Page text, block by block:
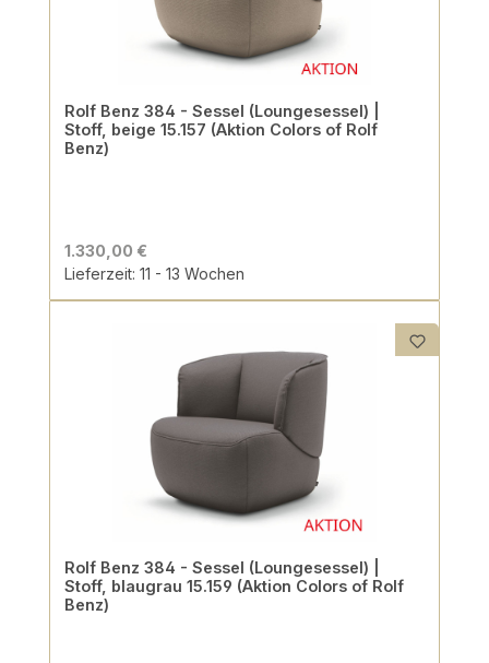
Rolf Benz 384 - Sessel (Loungesessel) |
Stoff, beige 15.157 (Aktion Colors of Rolf
Benz)
1.330,00 €
Lieferzeit: 11 - 13 Wochen
Rolf Benz 384 - Sessel (Loungesessel) |
Stoff, blaugrau 15.159 (Aktion Colors of Rolf
Benz)